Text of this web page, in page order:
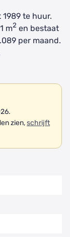
te huur.
m2 en bestaat
per maand.
zien,schrijft